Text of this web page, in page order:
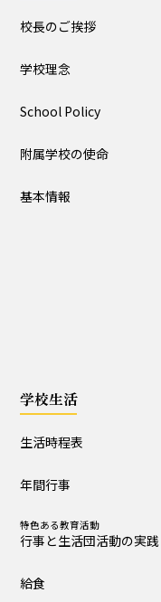
生活団活動
特色ある教育活動
行事と生活団活動の実践
R8学校通信 巻頭言
校長のご挨拶
学校理念
School Policy
附属学校の使命
基本情報
学校生活
生活時程表
年間行事
特色ある教育活動
行事と生活団活動の実践
給食